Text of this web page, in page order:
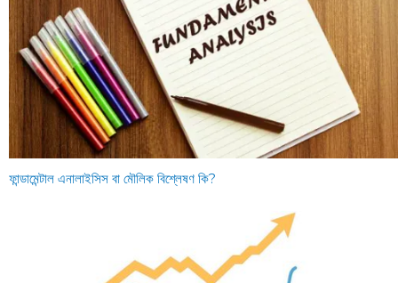
ফান্ডামেন্টাল এনালাইসিস বা মৌলিক বিশ্লেষণ কি?